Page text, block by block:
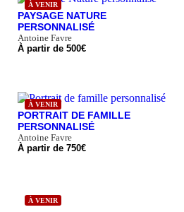
À VENIR
PAYSAGE NATURE
PERSONNALISÉ
Antoine Favre
À partir de 500€
À VENIR
PORTRAIT DE FAMILLE
PERSONNALISÉ
Antoine Favre
À partir de 750€
À VENIR